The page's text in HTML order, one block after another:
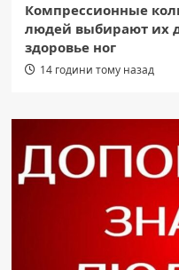
Компрессионные
людей выбирают их
здоровье ног
14 години тому назад